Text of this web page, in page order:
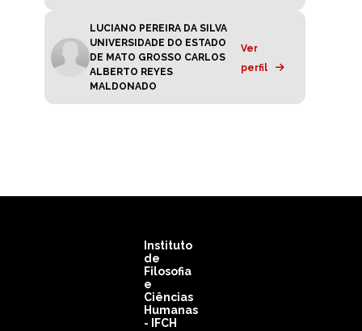
LUCIANO PEREIRA DA SILVA
UNIVERSIDADE DO ESTADO
DE MATO GROSSO CARLOS
ALBERTO REYES
MALDONADO
Ver
perfil
Instituto
de
Filosofia
e
Ciências
Humanas
- IFCH